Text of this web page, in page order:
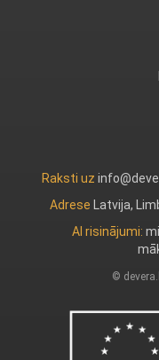
Raksti uz
Adrese
Latvija,
AI risinājumi:
©